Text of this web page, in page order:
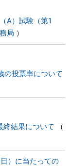
A）試験（第1
局
の投票率について
終結果について
）に当たっての